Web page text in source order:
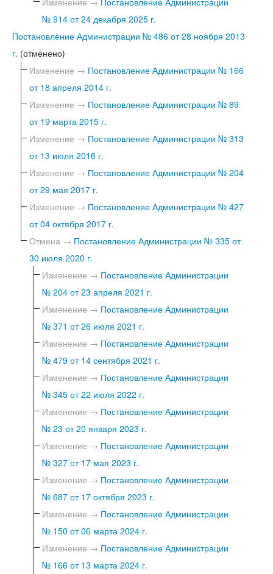
№ 914 от 24 декабря 2025 г.
Постановление Администрации № 486 от 28 ноября 2013
г. (отменено)
Изменение → Постановление Администрации № 166
от 18 апреля 2014 г.
Изменение → Постановление Администрации № 89
от 19 марта 2015 г.
Изменение → Постановление Администрации № 313
от 13 июля 2016 г.
Изменение → Постановление Администрации № 204
от 29 мая 2017 г.
Изменение → Постановление Администрации № 427
от 04 октября 2017 г.
Отмена → Постановление Администрации № 335 от
30 июля 2020 г.
Изменение → Постановление Администрации
№ 204 от 23 апреля 2021 г.
Изменение → Постановление Администрации
№ 371 от 26 июля 2021 г.
Изменение → Постановление Администрации
№ 479 от 14 сентября 2021 г.
Изменение → Постановление Администрации
№ 345 от 22 июля 2022 г.
Изменение → Постановление Администрации
№ 23 от 20 января 2023 г.
Изменение → Постановление Администрации
№ 327 от 17 мая 2023 г.
Изменение → Постановление Администрации
№ 687 от 17 октября 2023 г.
Изменение → Постановление Администрации
№ 150 от 06 марта 2024 г.
Изменение → Постановление Администрации
№ 166 от 13 марта 2024 г.